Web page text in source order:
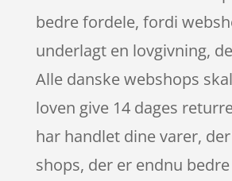
bedre fordele, fordi
underlagt en lovgivning,
Alle danske webshops
loven give 14 dages
har handlet dine varer,
shops, der er endnu